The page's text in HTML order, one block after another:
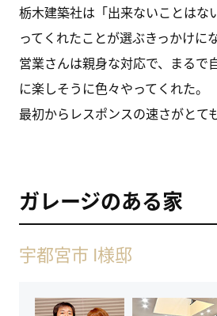
栃木建築社は「出来ないことはな
ってくれたことが選ぶきっかけに
営業さんは親身な対応で、まるで
に楽しそうに色々やってくれた。
最初からレスポンスの速さがとて
ガレージのある家
宇都宮市 I様邸